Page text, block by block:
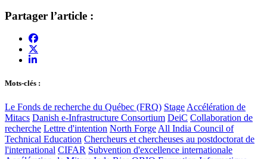
Partager l’article :
Mots-clés :
Le Fonds de recherche du Québec (FRQ) Stage Accélération de
Mitacs Danish e-Infrastructure Consortium DeiC Collaboration de
recherche Lettre d'intention North Forge All India Council of
Technical Education Chercheurs et chercheuses au postdoctorat de
l'international CIFAR Subvention d'excellence internationale